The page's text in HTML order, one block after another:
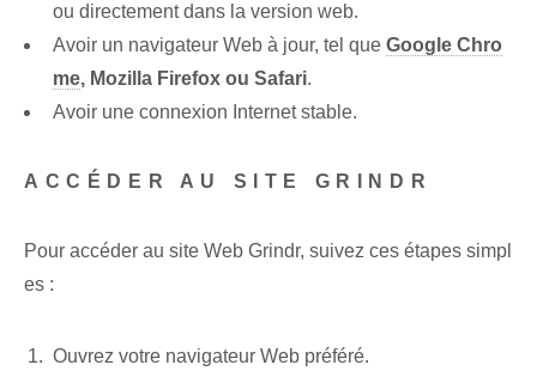
ou directement dans la version web.
Avoir un navigateur Web à jour, tel que Google Chro
me, Mozilla Firefox ou⁢ Safari.
Avoir une connexion Internet stable.
ACCÉDER AU SITE GRINDR
Pour accéder au site Web Grindr, suivez ces étapes simpl
es :
Ouvrez votre navigateur Web préféré.